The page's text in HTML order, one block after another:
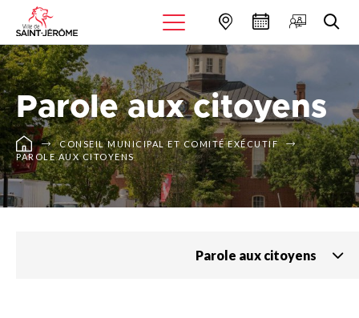
Parole aux citoyens
CONSEIL MUNICIPAL ET COMITÉ EXÉCUTIF
PAROLE AUX CITOYENS
Parole aux citoyens